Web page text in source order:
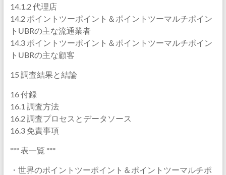
14.1.2 代理店
14.2 ポイントツーポイント＆ポイントツーマルチポイン
トUBRの主な流通業者
14.3 ポイントツーポイント＆ポイントツーマルチポイン
トUBRの主な顧客
15 調査結果と結論
16 付録
16.1 調査方法
16.2 調査プロセスとデータソース
16.3 免責事項
*** 表一覧 ***
・世界のポイントツーポイント＆ポイントツーマルチポ